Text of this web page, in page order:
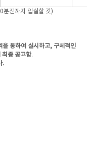
분전까지 입실할 것)
을 통하여 실시하고, 구체적인
최종 공고함.
.